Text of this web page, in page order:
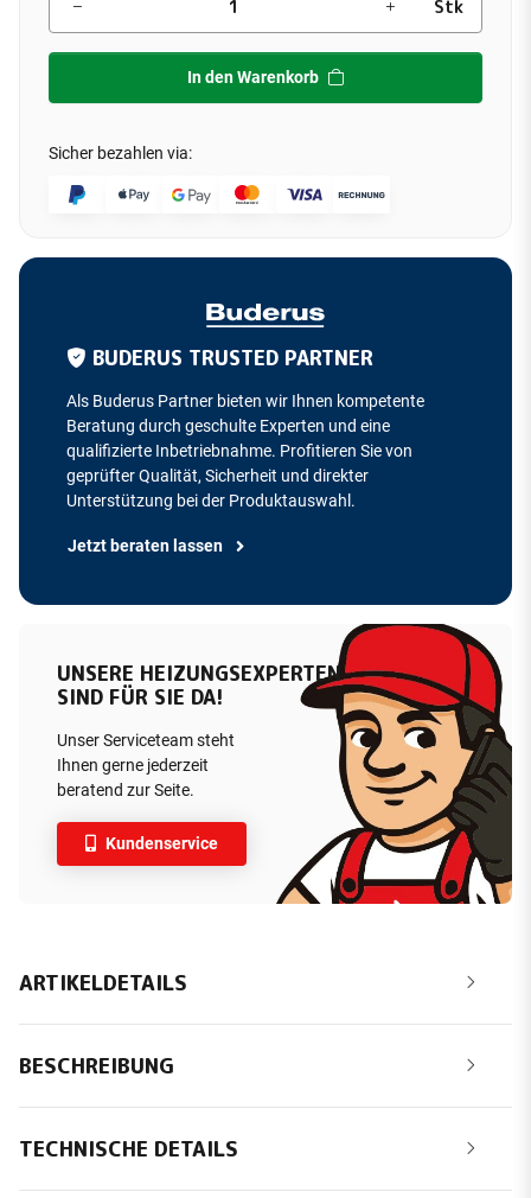
Stk
In den Warenkorb
Sicher bezahlen via:
BUDERUS TRUSTED PARTNER
Als Buderus Partner bieten wir Ihnen kompetente
Beratung durch geschulte Experten und eine
qualifizierte Inbetriebnahme. Profitieren Sie von
geprüfter Qualität, Sicherheit und direkter
Unterstützung bei der Produktauswahl.
Jetzt beraten lassen
UNSERE HEIZUNGSEXPERTEN
SIND FÜR SIE DA!
Unser Serviceteam steht
Ihnen gerne jederzeit
beratend zur Seite.
Kundenservice
ARTIKELDETAILS
BESCHREIBUNG
TECHNISCHE DETAILS